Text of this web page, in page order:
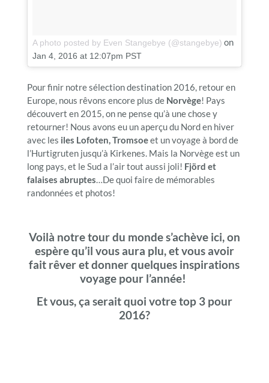
A photo posted by Even Stangebye (@stangebye) on
Jan 4, 2016 at 12:07pm PST
Pour finir notre sélection destination 2016, retour en
Europe, nous rêvons encore plus de Norvège! Pays
découvert en 2015, on ne pense qu’à une chose y
retourner! Nous avons eu un aperçu du Nord en hiver
avec les iles Lofoten, Tromsoeet un voyage à bord de
l’Hurtigruten jusqu’à Kirkenes. Mais la Norvège est un
long pays, et le Sud a l’air tout aussi joli! Fjörd et
falaises abruptes…De quoi faire de mémorables
randonnées et photos!
Voilà notre tour du monde s’achève ici, on
espère qu’il vous aura plu, et vous avoir
fait rêver et donner quelques inspirations
voyage pour l’année!
Et vous, ça serait quoi votre top 3 pour
2016?